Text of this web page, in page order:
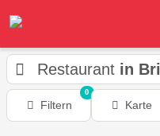
Restaurant in
Filtern
0
Karte